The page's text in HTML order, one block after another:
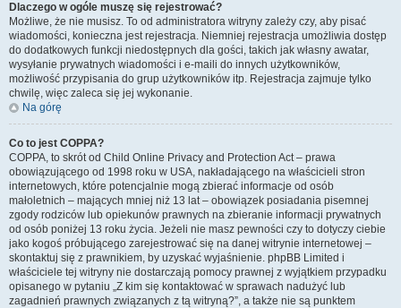
Dlaczego w ogóle muszę się rejestrować?
Możliwe, że nie musisz. To od administratora witryny zależy czy, aby pisać
wiadomości, konieczna jest rejestracja. Niemniej rejestracja umożliwia dostęp
do dodatkowych funkcji niedostępnych dla gości, takich jak własny awatar,
wysyłanie prywatnych wiadomości i e-maili do innych użytkowników,
możliwość przypisania do grup użytkowników itp. Rejestracja zajmuje tylko
chwilę, więc zaleca się jej wykonanie.
Na górę
Co to jest COPPA?
COPPA, to skrót od Child Online Privacy and Protection Act – prawa
obowiązującego od 1998 roku w USA, nakładającego na właścicieli stron
internetowych, które potencjalnie mogą zbierać informacje od osób
małoletnich – mających mniej niż 13 lat – obowiązek posiadania pisemnej
zgody rodziców lub opiekunów prawnych na zbieranie informacji prywatnych
od osób poniżej 13 roku życia. Jeżeli nie masz pewności czy to dotyczy ciebie
jako kogoś próbującego zarejestrować się na danej witrynie internetowej –
skontaktuj się z prawnikiem, by uzyskać wyjaśnienie. phpBB Limited i
właściciele tej witryny nie dostarczają pomocy prawnej z wyjątkiem przypadku
opisanego w pytaniu „Z kim się kontaktować w sprawach nadużyć lub
zagadnień prawnych związanych z tą witryną?”, a także nie są punktem